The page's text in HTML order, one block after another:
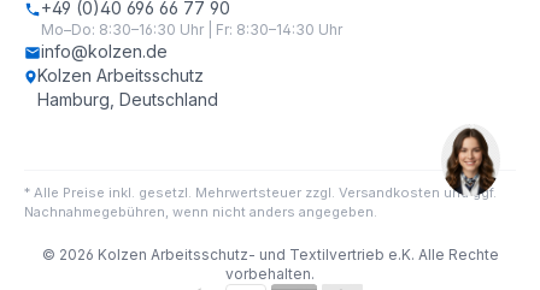
+49 (0)40 696 66 77 90
Mo–Do: 8:30–16:30 Uhr | Fr: 8:30–14:30 Uhr
info@kolzen.de
Kolzen Arbeitsschutz
Hamburg, Deutschland
* Alle Preise inkl. gesetzl. Mehrwertsteuer zzgl. Versandkosten und ggf.
Nachnahmegebühren, wenn nicht anders angegeben.
© 2026 Kolzen Arbeitsschutz- und Textilvertrieb e.K. Alle Rechte
vorbehalten.